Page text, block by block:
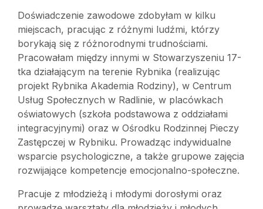
Doświadczenie zawodowe zdobyłam w kilku
miejscach, pracując z różnymi ludźmi, którzy
borykają się z różnorodnymi trudnościami.
Pracowałam między innymi w Stowarzyszeniu 17-
tka działającym na terenie Rybnika (realizując
projekt Rybnika Akademia Rodziny), w Centrum
Usług Społecznych w Radlinie, w placówkach
oświatowych (szkoła podstawowa z oddziałami
integracyjnymi) oraz w Ośrodku Rodzinnej Pieczy
Zastępczej w Rybniku. Prowadząc indywidualne
wsparcie psychologiczne, a także grupowe zajęcia
rozwijające kompetencje emocjonalno-społeczne.
Pracuje z młodzieżą i młodymi dorosłymi oraz